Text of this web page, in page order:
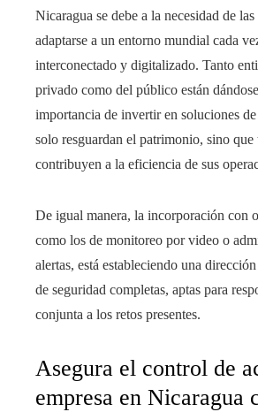
Nicaragua se debe a la necesidad de
adaptarse a un entorno mundial cada
interconectado y digitalizado. Tanto
privado como del público están
importancia de invertir en soluciones
solo resguardan el patrimonio, sino que
contribuyen a la eficiencia de sus
De igual manera, la incorporación con
como los de monitoreo por video o
alertas, está estableciendo una
de seguridad completas, aptas para
conjunta a los retos presentes.
Asegura el control de
empresa en Nicaragua